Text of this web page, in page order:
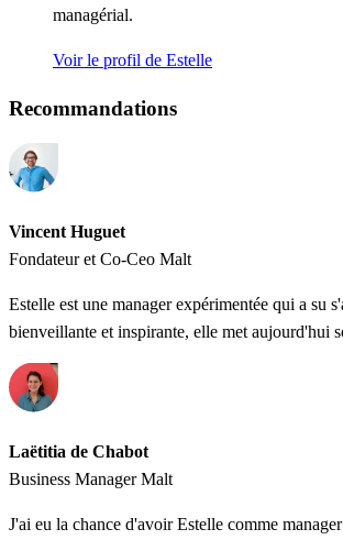
managérial.
Voir le profil de Estelle
Recommandations
Vincent Huguet
Fondateur et Co-Ceo Malt
Estelle est une manager expérimentée qui a su
bienveillante et inspirante, elle met aujourd'hui
Laëtitia de Chabot
Business Manager Malt
J'ai eu la chance d'avoir Estelle comme